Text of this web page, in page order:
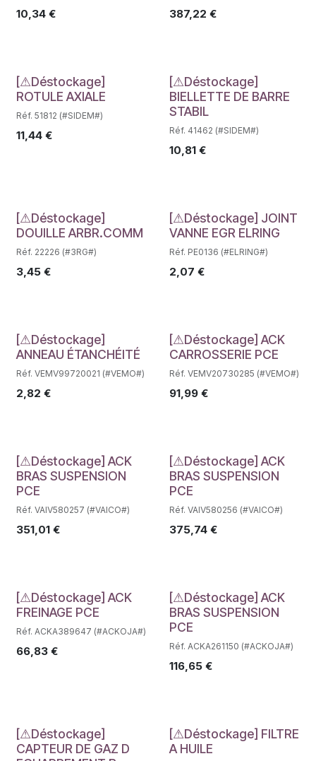
10,34 € 387,22 €
Déstockage
[⚠Déstockage]
ROTULE AXIALE
Réf. 51812 (#SIDEM#)
11,44 €
Déstockage
[⚠Déstockage]
BIELLETTE DE BARRE
STABIL
Réf. 41462 (#SIDEM#)
10,81€
Déstockage
[⚠Déstockage]
DOUILLE ARBR.COMM
Réf. 22226 (#3RG#)
3,45 €
Déstockage
[⚠Déstockage] JOINT
VANNE EGR ELRING
Réf. PE0136 (#ELRING#)
2,07 €
Déstockage
[⚠Déstockage]
ANNEAU ÉTANCHÉITÉ
Réf. VEMV99720021 (#VEMO#)
2,82 €
Déstockage
[⚠Déstockage] ACK
CARROSSERIE PCE
Réf. VEMV20730285 (#VEMO#)
91,99€
Déstockage
[⚠Déstockage] ACK
BRAS SUSPENSION
PCE
Réf. VAIV580257 (#VAICO#)
351,01 €
Déstockage
[⚠Déstockage] ACK
BRAS SUSPENSION
PCE
Réf. VAIV580256 (#VAICO#)
375,74€
Déstockage
[⚠Déstockage] ACK
FREINAGE PCE
Réf. ACKA389647 (#ACKOJA#)
66,83 €
Déstockage
[⚠Déstockage] ACK
BRAS SUSPENSION
PCE
Réf. ACKA261150 (#ACKOJA#)
116,65€
Déstockage
[⚠Déstockage]
CAPTEUR DE GAZ D
Déstockage
[⚠Déstockage] FILTRE
A HUILE